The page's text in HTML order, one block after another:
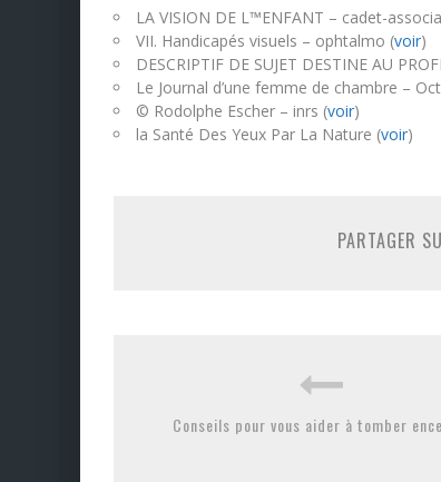
LA VISION DE L™ENFANT – cadet-
VII. Handicapés visuels – ophtalmo (voir)
DESCRIPTIF DE SUJET DESTINE AU
Le Journal d’une femme de chambre –
© Rodolphe Escher – inrs (voir)
la Santé Des Yeux Par La Nature (voir)
PARTAGER
Conseils pour vous aider à tomber